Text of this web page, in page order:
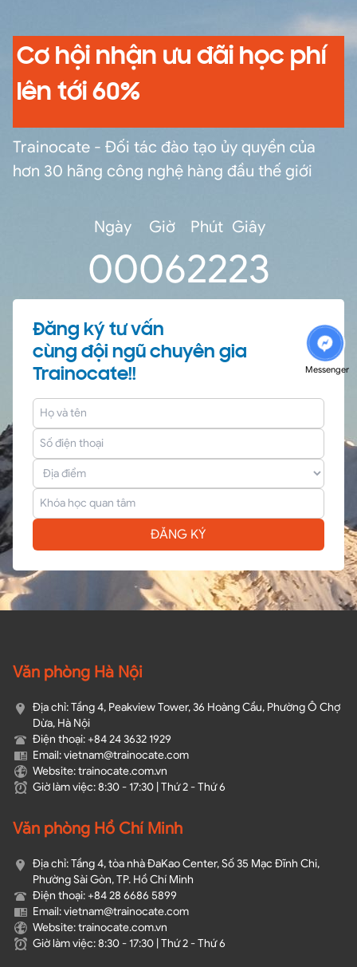
Cơ hội nhận ưu đãi học phí
lên tới 60%
Trainocate - Đối tác đào tạo ủy quyền của
hơn 30 hãng công nghệ hàng đầu thế giới
Ngày
00
Giờ
06
Phút
22
Giây
22
Đăng ký tư vấn
cùng đội ngũ chuyên gia
Trainocate!!
ĐĂNG KÝ
Văn phòng Hà Nội
Địa chỉ: Tầng 4, Peakview Tower, 36 Hoàng Cầu, Phường Ô Chợ
Dừa, Hà Nội
Điện thoại: +84 24 3632 1929
Email: vietnam@trainocate.com​
Website: trainocate.com.vn
Giờ làm việc: 8:30 - 17:30 | Thứ 2 - Thứ 6
Văn phòng Hồ Chí Minh
Địa chỉ: Tầng 4, tòa nhà ĐaKao Center, Số 35 Mạc Đĩnh Chi,
Phường Sài Gòn, TP. Hồ Chí Minh
Điện thoại: +84 28 6686 5899
Email: vietnam@trainocate.com​
Website: trainocate.com.vn
Giờ làm việc: 8:30 - 17:30 | Thứ 2 - Thứ 6
Messenger